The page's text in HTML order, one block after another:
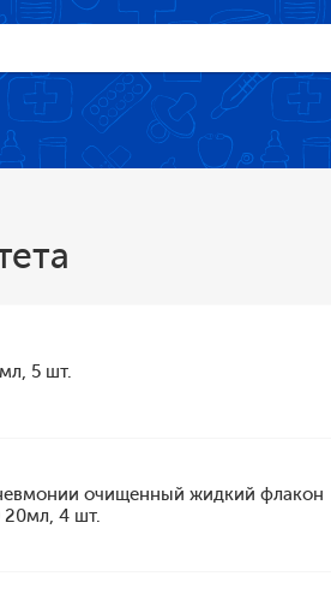
5 шт.
очищенный жидкий флакон
20мл, 4 шт.